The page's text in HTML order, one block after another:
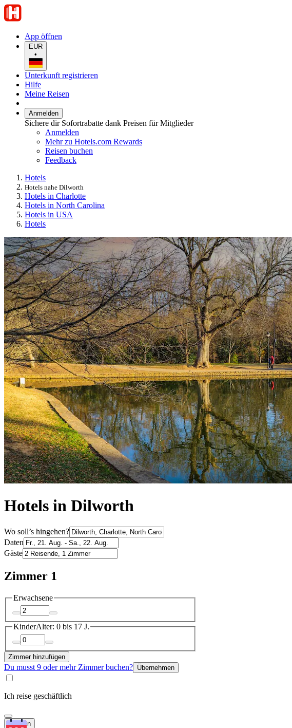
App öffnen
EUR
•
Unterkunft registrieren
Hilfe
Meine Reisen
Anmelden
Sichere dir Sofortrabatte dank Preisen für Mitglieder
Anmelden
Mehr zu Hotels.com Rewards
Reisen buchen
Feedback
Hotels
Hotels nahe Dilworth
Hotels in Charlotte
Hotels in North Carolina
Hotels in USA
Hotels
Hotels in Dilworth
Wo soll’s hingehen?
Daten
Gäste
Zimmer 1
Erwachsene
KinderAlter: 0 bis 17 J.
Zimmer hinzufügen
Du musst 9 oder mehr Zimmer buchen? Übernehmen
Ich reise geschäftlich
Suchen